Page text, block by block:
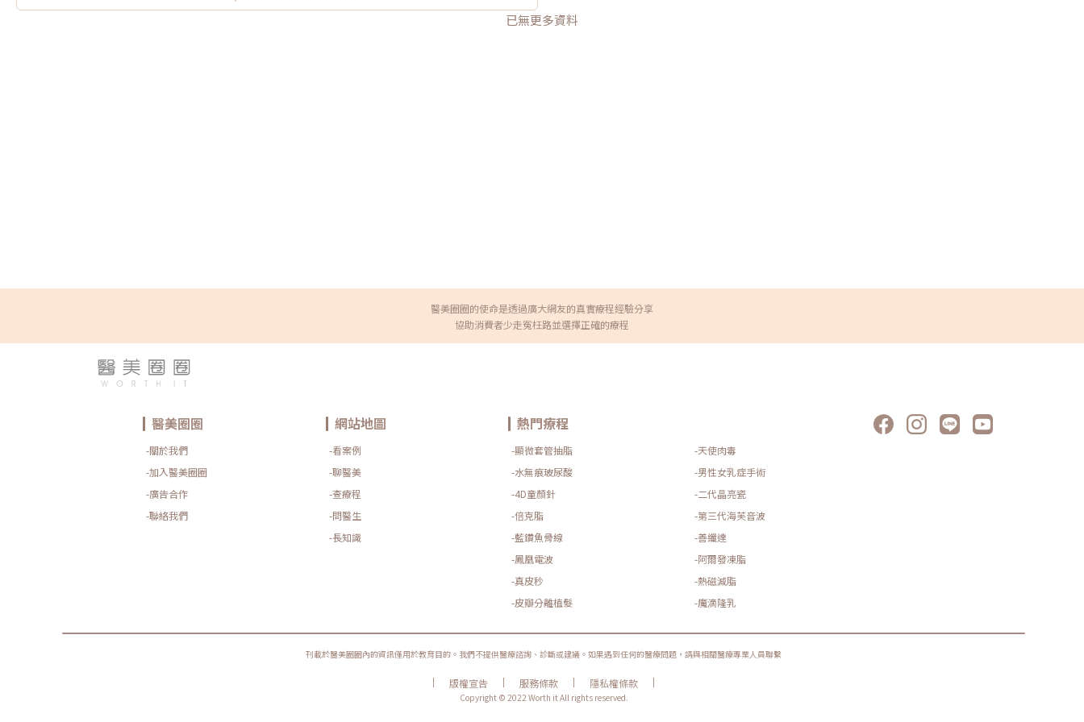
已無更多資料
醫美圈圈的使命是透過廣大網友的真實療程經驗分享
協助消費者少走冤枉路並選擇正確的療程
醫美圈圈
-關於我們
-加入醫美圈圈
-廣告合作
-聯絡我們
網站地圖
-看案例
-聊醫美
-查療程
-問醫生
-長知識
熱門療程
-顯微套管抽脂
-天使肉毒
-水無痕玻尿酸
-男性女乳症手術
-4D童顏針
-二代晶亮瓷
-倍克脂
-第三代海芙音波
-藍鑽魚骨線
-善纖達
-鳳凰電波
-阿爾發凍脂
-真皮秒
-熱磁減脂
-皮瓣分離植髮
-魔滴隆乳
刊載於醫美圈圈內的資訊僅用於教育目的。我們不提供醫療諮詢、診斷或建議。如果遇到任何的醫療問題，請與相關醫療專業人員聯繫
| 版權宣告 | 服務條款 | 隱私權條款
|
Copyright © 2022 Worth it All rights reserved.